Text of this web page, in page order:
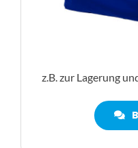
z.B. zur Lagerung